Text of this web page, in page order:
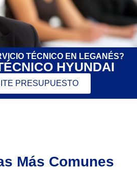
TÉCNICO EN LEGANÉS?
HYUNDAI
PRESUPUESTO
Más Comunes